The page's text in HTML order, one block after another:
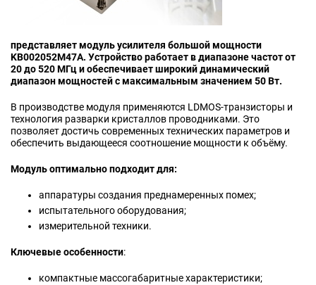
представляет модуль усилителя большой мощности
KB002052M47A. Устройство работает в диапазоне частот от
20 до 520 МГц и обеспечивает широкий динамический
диапазон мощностей с максимальным значением 50 Вт.
В производстве модуля применяются LDMOS‑транзисторы и
технология разварки кристаллов проводниками. Это
позволяет достичь современных технических параметров и
обеспечить выдающееся соотношение мощности к объёму.
Модуль оптимально подходит для:
аппаратуры создания преднамеренных помех;
испытательного оборудования;
измерительной техники.
Ключевые особенности:
компактные массогабаритные характеристики;